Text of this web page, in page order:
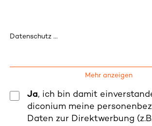
Datenschutz ...
Mehr anzeigen
Ja, ich bin damit
diconium meine
Daten zur Direktwerbung